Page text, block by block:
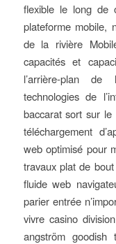
flexible le long de
plateforme mobile,
de la rivière
capacités et
l’arrière-plan de
technologies de
baccarat sort sur
téléchargement
web optimisé pour
travaux plat de
fluide web
parier entrée
vivre casino
angström